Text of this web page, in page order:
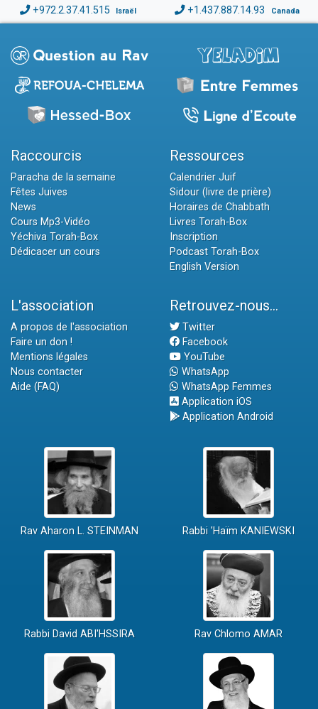
+972.2.37.41.515 Israël +1.437.887.14.93 Canada
Raccourcis
Paracha de la semaine
Fêtes Juives
News
Cours Mp3-Vidéo
Yéchiva Torah-Box
Dédicacer un cours
Ressources
Calendrier Juif
Sidour (livre de prière)
Horaires de Chabbath
Livres Torah-Box
Inscription
Podcast Torah-Box
English Version
L'association
A propos de l'association
Faire un don !
Mentions légales
Nous contacter
Aide (FAQ)
Retrouvez-nous...
Twitter
Facebook
YouTube
WhatsApp
WhatsApp Femmes
Application iOS
Application Android
Rav Aharon L. STEINMAN Rabbi 'Haïm KANIEWSKI
Rabbi David ABI'HSSIRA Rav Chlomo AMAR